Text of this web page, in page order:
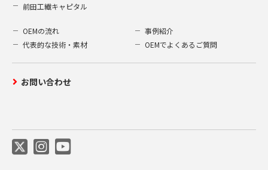
前田工繊キャピタル
OEMの流れ
事例紹介
代表的な技術・素材
OEMでよくあるご質問
お問い合わせ